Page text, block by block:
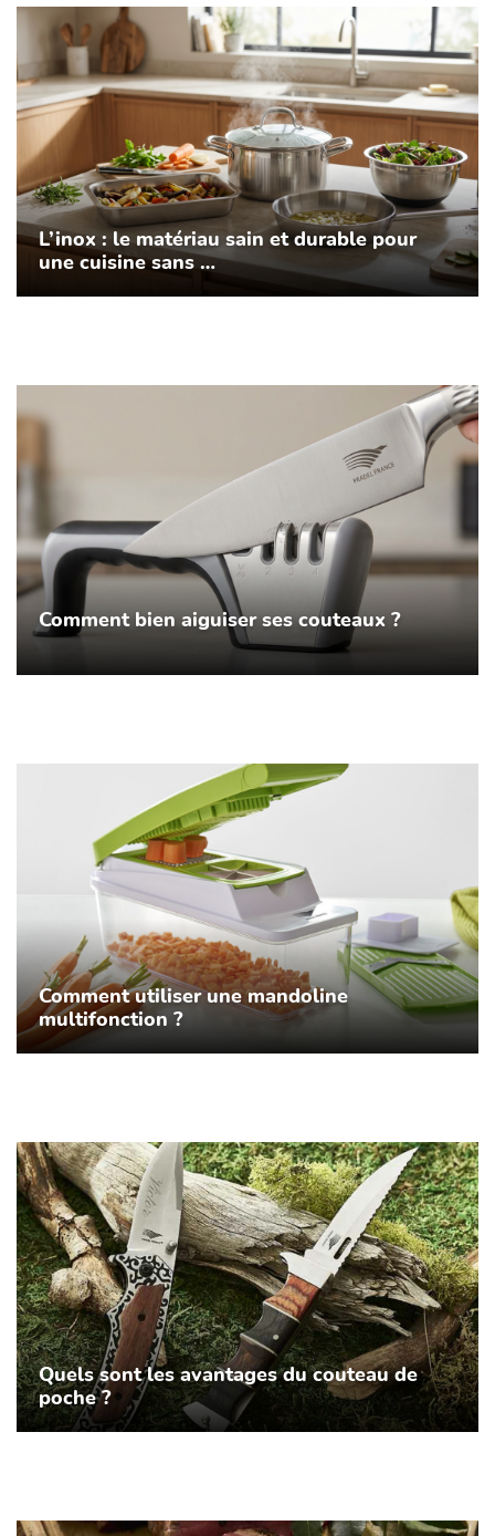
L’inox : le matériau sain et durable pour
une cuisine sans …
Comment bien aiguiser ses couteaux ?
Comment utiliser une mandoline
multifonction ?
Quels sont les avantages du couteau de
poche ?